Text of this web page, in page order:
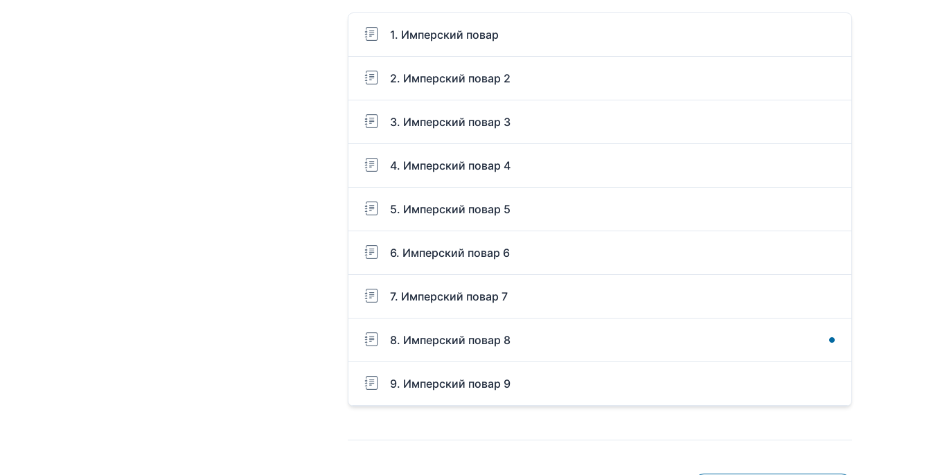
1. Имперский повар
2. Имперский повар 2
3. Имперский повар 3
4. Имперский повар 4
5. Имперский повар 5
6. Имперский повар 6
7. Имперский повар 7
8. Имперский повар 8
9. Имперский повар 9